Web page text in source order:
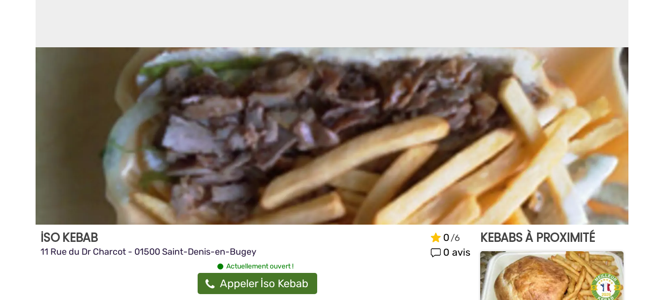
İSO KEBAB
11 Rue du Dr Charcot - 01500 Saint-Denis-en-Bugey
0
0 avis
Actuellement ouvert !
Appeler İso Kebab
KEBABS À PROXIMITÉ